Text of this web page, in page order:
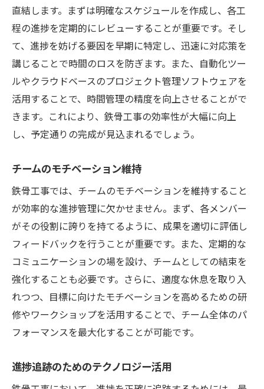
直結します。まずは明確なスケジュールを作成し、各工
程の進捗を定期的にレビューすることが重要です。そし
て、進捗を妨げる要因を早期に特定し、迅速に対応策を
講じることで時間のロスを防ぎます。また、自動化ツー
ルやクラウドベースのプロジェクト管理ソフトウェアを
活用することで、時間管理の精度を向上させることがで
きます。これにより、鉄骨工事の効率性が大幅に向上
し、予定通りの完成が見込まれるでしょう。
チームのモチベーション維持
鉄骨工事では、チームのモチベーションを維持すること
が効率的な進捗管理に欠かせません。まず、各メンバー
がその役割に誇りを持てるように、成果を適切に評価し
フィードバックを行うことが重要です。また、定期的な
コミュニケーションの場を設け、チームとしての結束を
強化することも必要です。さらに、適度な休息を取り入
れつつ、目標に向けたモチベーションを高めるための研
修やワークショップを活用することで、チーム全体のパ
フォーマンスを最大化することが可能です。
進捗追跡のためのテクノロジー活用